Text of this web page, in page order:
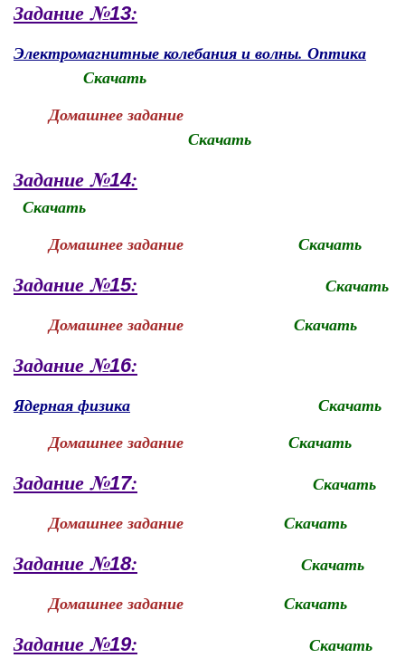
Задание №13:
Электромагнитные колебания и волны. Оптика
Скачать
Домашнее задание
Скачать
Задание №14:
Скачать
Домашнее задание
Скачать
Задание №15:
Скачать
Домашнее задание
Скачать
Задание №16:
Ядерная физика
Скачать
Домашнее задание
Скачать
Задание №17:
Скачать
Домашнее задание
Скачать
Задание №18:
Скачать
Домашнее задание
Скачать
Задание №19:
Скачать